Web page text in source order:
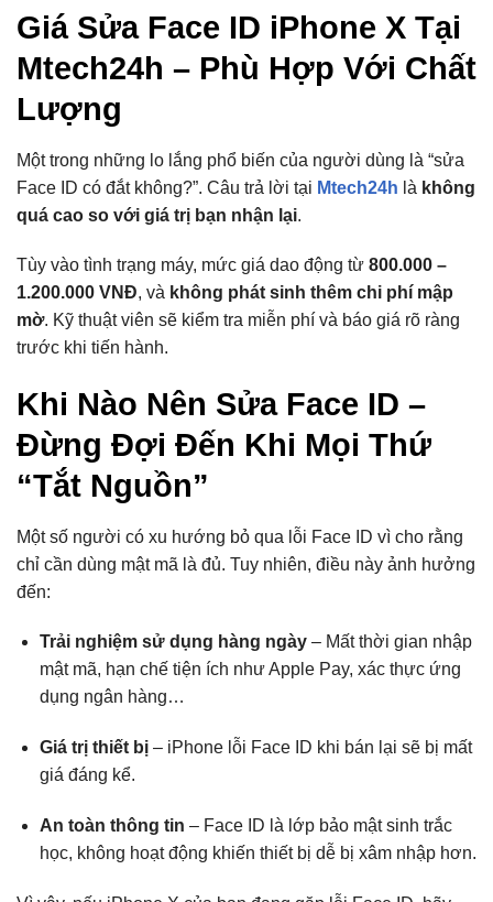
Giá Sửa Face ID iPhone X Tại
Mtech24h – Phù Hợp Với Chất
Lượng
Một trong những lo lắng phổ biến của người dùng là “sửa
Face ID có đắt không?”. Câu trả lời tại Mtech24h là không
quá cao so với giá trị bạn nhận lại.
Tùy vào tình trạng máy, mức giá dao động từ 800.000 –
1.200.000 VNĐ, và không phát sinh thêm chi phí mập
mờ. Kỹ thuật viên sẽ kiểm tra miễn phí và báo giá rõ ràng
trước khi tiến hành.
Khi Nào Nên Sửa Face ID –
Đừng Đợi Đến Khi Mọi Thứ
“Tắt Nguồn”
Một số người có xu hướng bỏ qua lỗi Face ID vì cho rằng
chỉ cần dùng mật mã là đủ. Tuy nhiên, điều này ảnh hưởng
đến:
Trải nghiệm sử dụng hàng ngày– Mất thời gian nhập
mật mã, hạn chế tiện ích như Apple Pay, xác thực ứng
dụng ngân hàng…
Giá trị thiết bị– iPhone lỗi Face ID khi bán lại sẽ bị mất
giá đáng kể.
An toàn thông tin – Face ID là lớp bảo mật sinh trắc
học, không hoạt động khiến thiết bị dễ bị xâm nhập hơn.